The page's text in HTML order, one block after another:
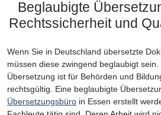
Beglaubigte
Rechtssicherheit und
Wenn Sie in Deutschland übersetzte
müssen diese zwingend beglaubigt
Übersetzung ist für Behörden und
rechtsgültig. Eine beglaubigte
Übersetzungsbüro in Essen erstellt